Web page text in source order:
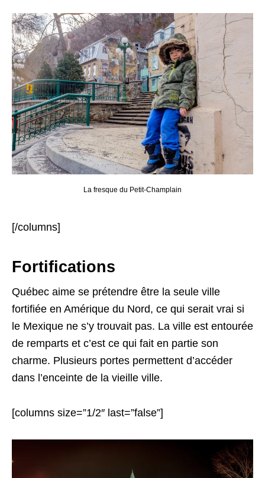
La fresque du Petit-Champlain
[/columns]
Fortifications
Québec aime se prétendre être la seule ville
fortifiée en Amérique du Nord, ce qui serait vrai si
le Mexique ne s’y trouvait pas. La ville est entourée
de remparts et c’est ce qui fait en partie son
charme. Plusieurs portes permettent d’accéder
dans l’enceinte de la vieille ville.
[columns size=”1/2″ last=”false”]